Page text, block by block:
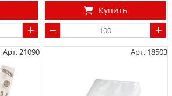
Купить
Арт. 21090 Арт. 18503